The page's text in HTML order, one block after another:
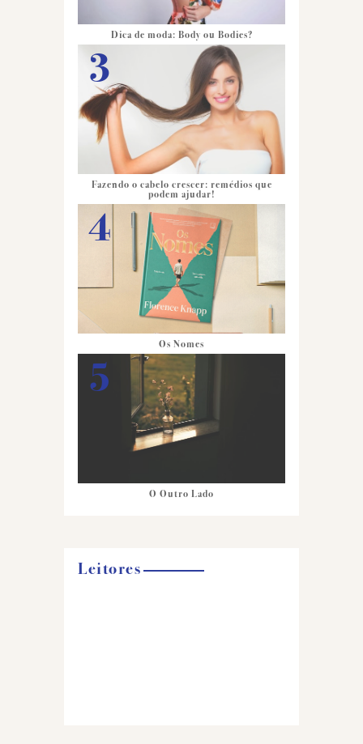
Dica de moda: Body ou Bodies?
Fazendo o cabelo crescer: remédios que
podem ajudar!
Os Nomes
O Outro Lado
Leitores